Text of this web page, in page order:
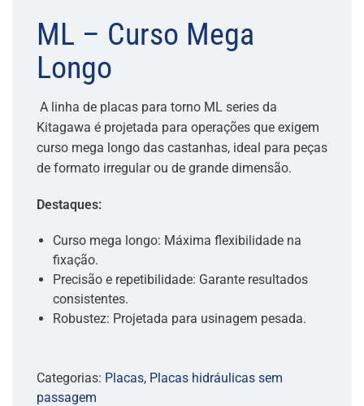
ML – Curso Mega
Longo
A linha de placas para torno ML series da
Kitagawa é projetada para operações que exigem
curso mega longo das castanhas, ideal para peças
de formato irregular ou de grande dimensão.
Destaques:
Curso mega longo: Máxima flexibilidade na
fixação.
Precisão e repetibilidade: Garante resultados
consistentes.
Robustez: Projetada para usinagem pesada.
Categorias: Placas, Placas hidráulicas sem
passagem